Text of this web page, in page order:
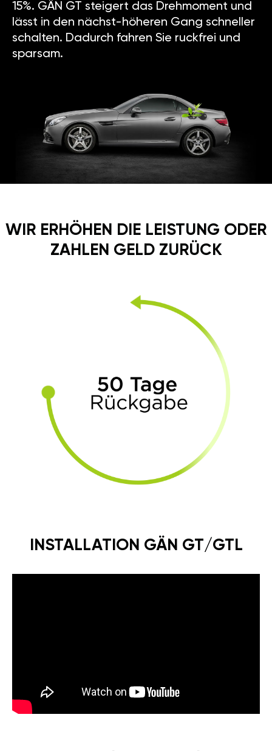
15%. GÄN GT steigert das Drehmoment und
lässt in den nächst-höheren Gang schneller
schalten. Dadurch fahren Sie ruckfrei und
sparsam.
WIR ERHÖHEN DIE LEISTUNG ODER
ZAHLEN GELD ZURÜCK
INSTALLATION GÄN GT/GTL